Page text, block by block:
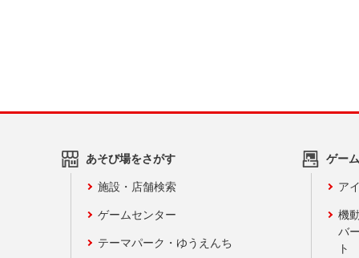
あそび場をさがす
施設・店舗検索
ゲームセンター
テーマパーク・ゆうえんち
ゲー
ア
機
バ
ト